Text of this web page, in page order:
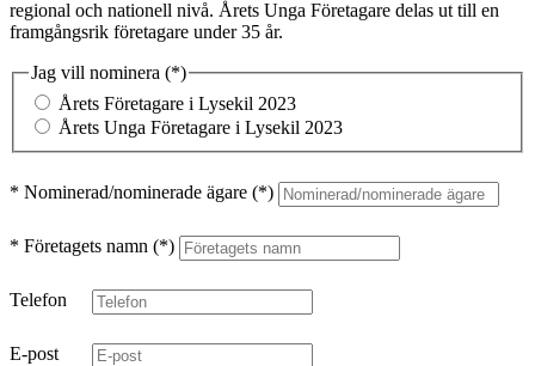
regional och nationell nivå. Årets Unga Företagare delas ut till en
framgångsrik företagare under 35 år.
Jag vill nominera
Årets Företagare i Lysekil 2023
Årets Unga Företagare i Lysekil 2023
* Nominerad/nominerade ägare
* Företagets namn
Telefon
E-post